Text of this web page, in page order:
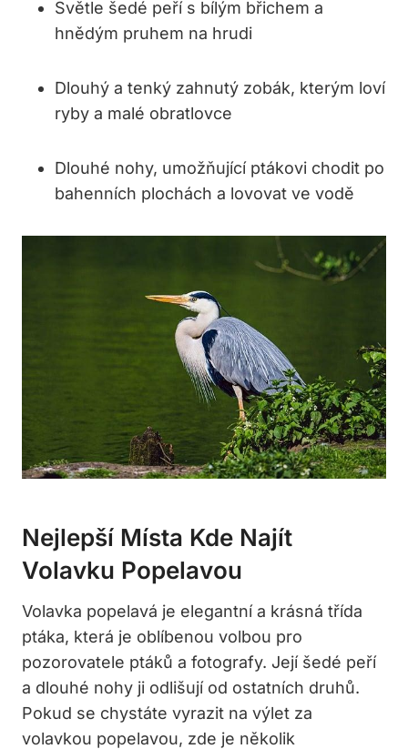
Světle šedé peří s‍ bílým ⁢břichem a
hnědým pruhem na hrudi
Dlouhý a tenký zahnutý zobák, kterým ‌loví
ryby⁣ a malé ⁤obratlovce
Dlouhé nohy,‌ umožňující ‍ptákovi chodit ‌po⁢
bahenních plochách a lovovat ve vodě
Nejlepší Místa​ Kde Najít
Volavku Popelavou
Volavka​ popelavá je elegantní‍ a krásná⁢ třída
ptáka, která je oblíbenou volbou pro
pozorovatele⁢ ptáků⁤ a⁢ fotografy. Její šedé peří
⁣a dlouhé⁢ nohy ⁤ji ⁢odlišují‌ od ostatních druhů.
Pokud se‌ chystáte vyrazit na ⁣výlet‍ za
volavkou popelavou, zde je několik​